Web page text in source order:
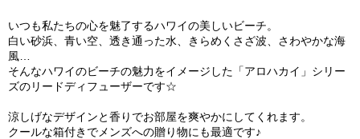
いつも私たちの心を魅了するハワイの美しいビーチ。
白い砂浜、青い空、透き通った水、きらめくさざ波、さわやかな海
風…
そんなハワイのビーチの魅力をイメージした「アロハカイ」シリー
ズのリードディフューザーです☆
涼しげなデザインと香りでお部屋を爽やかにしてくれます。
クールな箱付きでメンズへの贈り物にも最適です♪